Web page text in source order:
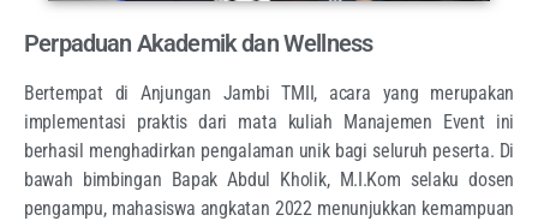
Perpaduan Akademik dan Wellness
Bertempat di Anjungan Jambi TMII, acara yang merupakan
implementasi praktis dari mata kuliah Manajemen Event ini
berhasil menghadirkan pengalaman unik bagi seluruh peserta. Di
bawah bimbingan Bapak Abdul Kholik, M.I.Kom selaku dosen
pengampu, mahasiswa angkatan 2022 menunjukkan kemampuan